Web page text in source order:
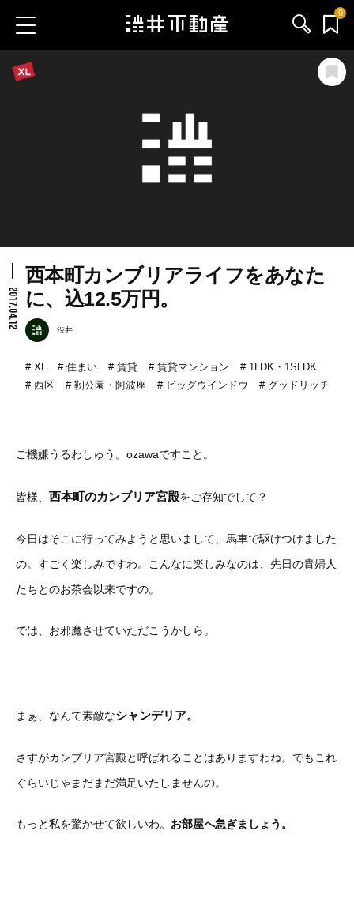
0
会社情報
2017.04.12
西本町カンブリアライフをあなた
に、込12.5万円。
渋井
XL 住まい 賃貸 賃貸マンション
1LDK・1SLDK
西区
靭公園・阿波座 ビッグウインドウ グッドリッチ
ご機嫌うるわしゅう。ozawaですこと。
皆様、 西本町のカンブリア宮殿をご存知でして？
今日はそこに行ってみようと思いまして、馬車で駆けつけました
の。すごく楽しみですわ。こんなに楽しみなのは、先日の貴婦人
たちとのお茶会以来ですの。
では、お邪魔させていただこうかしら。
まぁ、なんて素敵なシャンデリア。
さすがカンブリア宮殿と呼ばれることはありますわね。でもこれ
ぐらいじゃまだまだ満足いたしませんの。
もっと私を驚かせて欲しいわ。 お部屋へ急ぎましょう。